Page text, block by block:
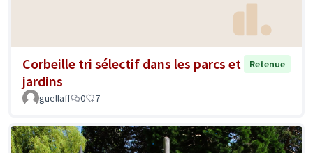
Corbeille tri sélectif dans les parcs et
jardins
Retenue
guellaff 0 7